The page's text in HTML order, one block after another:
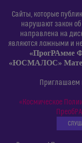
Сайты, которые
нарушают закон об
направлена на
являются ложными и
«ПрогРАмме
«ЮСМАЛОС»
Приглашаем
«Космическое